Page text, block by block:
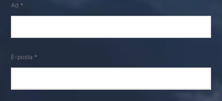
Ad *
E-posta *